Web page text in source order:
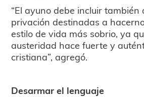
“El ayuno debe incluir
privación destinadas a
estilo de vida más sobrio, ya
austeridad hace fuerte y
cristiana”, agregó.
Desarmar el lenguaje